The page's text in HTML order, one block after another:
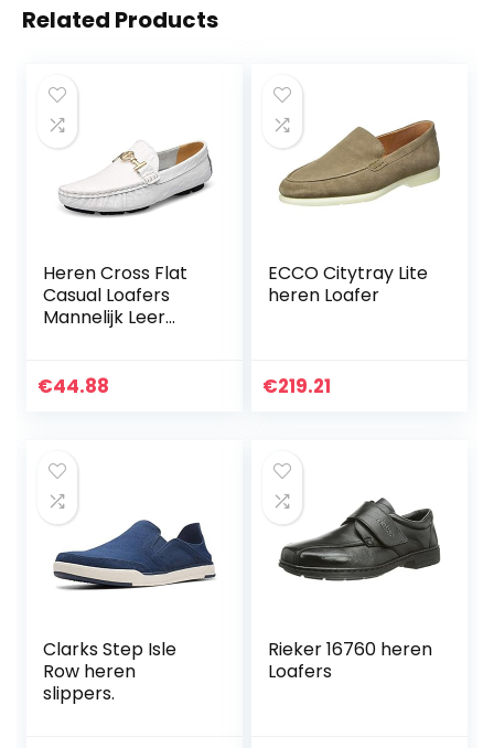
Related Products
Heren Cross Flat
Casual Loafers
Mannelijk Leer
Klassieke Jurk
€44.88
ECCO Citytray Lite
heren Loafer
€219.21
Clarks Step Isle
Row heren
slippers.
Rieker 16760 heren
Loafers